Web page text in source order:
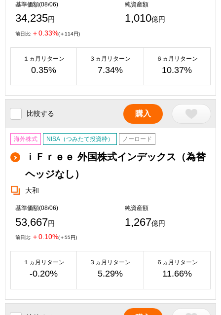
基準価額(08/06)
34,235円
純資産額
1,010億円
前日比: ＋0.33%(＋114円)
１ヵ月リターン
0.35%
３ヵ月リターン
7.34%
６ヵ月リターン
10.37%
比較する 購入
海外株式 NISA（つみたて投資枠） ノーロード
ｉＦｒｅｅ 外国株式インデックス（為替
ヘッジなし）
大和
基準価額(08/06)
53,667円
純資産額
1,267億円
前日比: ＋0.10%(＋55円)
１ヵ月リターン
-0.20%
３ヵ月リターン
5.29%
６ヵ月リターン
11.66%